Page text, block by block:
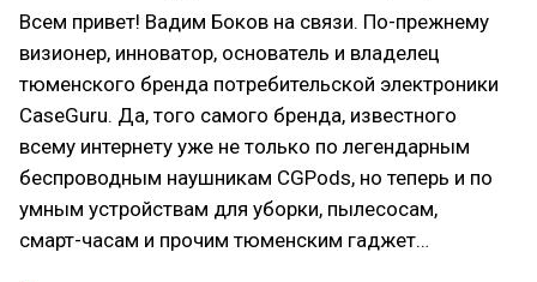
Всем привет! Вадим Боков на связи. По-прежнему
визионер, инноватор, основатель и владелец
тюменского бренда потребительской электроники
CaseGuru. Да, того самого бренда, известного
всему интернету уже не только по легендарным
беспроводным наушникам CGPods, но теперь и по
умным устройствам для уборки, пылесосам,
смарт-часам и прочим тюменским гаджет…